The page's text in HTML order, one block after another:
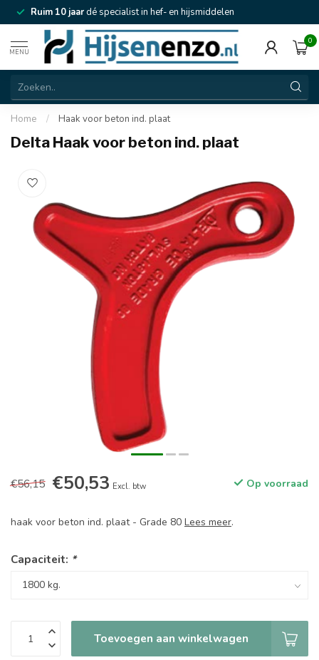
Ruim 10 jaardé specialist in hef- en hijsmiddelen
MENU
0
Home / Haak voor beton ind. plaat
Delta Haak voor beton ind. plaat
€56,15 €50,53 Excl. btw Op voorraad
haak voor beton ind. plaat - Grade 80 Lees meer.
Capaciteit: *
Toevoegen aan winkelwagen